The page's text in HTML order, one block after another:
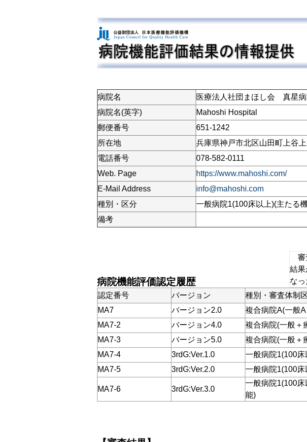
病院名
医療法人社団まほし会 真星
病院名(英字)
Mahoshi Hospital
郵便番号
651-1242
所在地
兵庫県神戸市北区山田町上谷
電話番号
078-582-0111
Web. Page
https://www.mahoshi.com/
E-Mail Address
info@mahoshi.com
種別・区分
一般病院1(100床以上)(主たる
備考
病院機能評価認定履歴
審
結
な
認定番号
バージョン 種別・審査体制
MA7
バージョン2.0 複合病院A(一般
MA7-2
バージョン4.0 複合病院(一般＋
MA7-3
バージョン5.0 複合病院(一般＋
MA7-4
3rdG:Ver.1.0 一般病院1(100
MA7-5
3rdG:Ver.2.0 一般病院1(100
MA7-6 3rdG:Ver.3.0
一般病院1(100
能)